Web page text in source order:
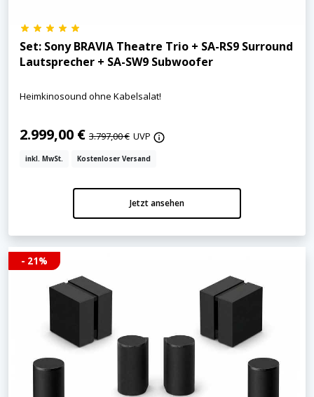
Set: Sony BRAVIA Theatre Trio + SA-RS9 Surround
Lautsprecher + SA-SW9 Subwoofer
Heimkinosound ohne Kabelsalat!
2.999,00 € 3.797,00 € UVP
inkl. MwSt. Kostenloser Versand
Jetzt ansehen
- 21%